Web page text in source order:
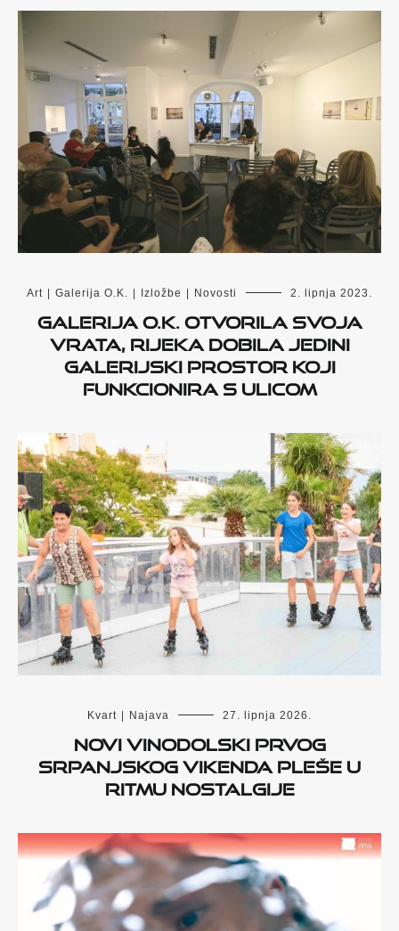
Art | Galerija O.K. | Izložbe | Novosti 2. lipnja 2023.
Galerija O.K. otvorila svoja
vrata, Rijeka dobila jedini
galerijski prostor koji
funkcionira s ulicom
Kvart | Najava 27. lipnja 2026.
Novi Vinodolski prvog
srpanjskog vikenda pleše u
ritmu Nostalgije